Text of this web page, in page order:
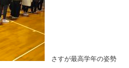
さすが最高学年の姿勢